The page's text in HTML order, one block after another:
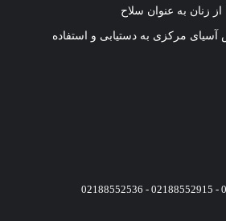
زنان به عنوان سلاح
مرکزی به دستیابی و استفاده